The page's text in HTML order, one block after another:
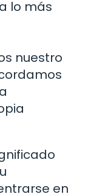
lo más
nuestro
en